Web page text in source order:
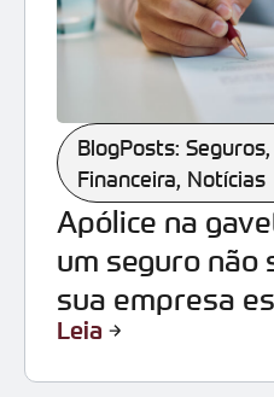
BlogPosts: Seguros,
Financeira, Notícias
Apólice na
um seguro não
sua empresa
Leia